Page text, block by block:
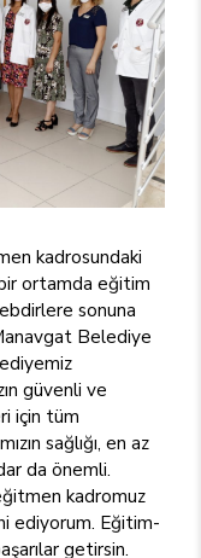
kadrosundaki
ortamda eğitim
sonuna
Belediye
güvenli ve
için tüm
sağlığı, en az
da önemli.
kadromuz
ediyorum. Eğitim-
getirsin.